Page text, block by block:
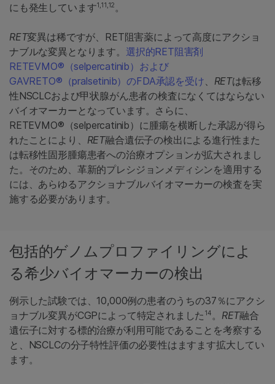
にも発生しています1,11,12。
RET変異は稀ですが、RET阻害薬によって高度にアクショ
ナブルな変異となります。 選択的RET阻害剤
RETEVMO®（selpercatinib）および
GAVRETO®（pralsetinib）のFDA承認を受け、 RETは転移
性NSCLCおよび甲状腺がん患者の検査になくてはならない
バイオマーカーとなっています。さらに、
RETEVMO®（selpercatinib）に腫瘍を横断した承認が得ら
れたことにより、 RET融合遺伝子の検出による進行性また
は転移性固形腫瘍患者への治療オプションが拡大されまし
た。そのため、革新的プレシジョンメディシンを適用する
には、あらゆるアクショナブルバイオマーカーの検査を実
施する必要があります。
包括的ゲノムプロファイリングによ
る希少バイオマーカーの検出
例示した試験では、10,000例の患者のうちの37％にアクシ
ョナブル変異がCGPによって特定されました 14。 RET融合
遺伝子に対する標的治療が利用可能であることを考察する
と、NSCLCの分子特性評価の必要性はますます拡大してい
ます。